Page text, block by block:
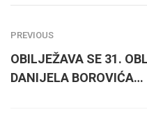
PREVIOUS
OBILJEŽAVA SE 31.
DANIJELA BOROVIĆA…